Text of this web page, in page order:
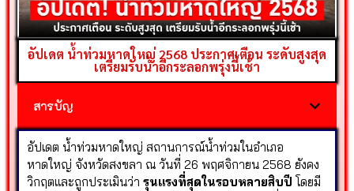
อัปเดต น้ำท่วมหาดใหญ่ 2568 ประกาศเตือน ระดับสูงสุด
เตรียมรับน้ำอีกระลอกพรุ่งนี้เช้า
สารบัญ
อัปเดต น้ำท่วมหาดใหญ่ สถานการณ์น้ำท่วมในอำเภอ
หาดใหญ่ จังหวัดสงขลา ณ วันที่ 26 พฤศจิกายน 2568 ยังคง
วิกฤตและถูกประเมินว่า รุนแรงที่สุดในรอบหลายสิบปี โดยมี